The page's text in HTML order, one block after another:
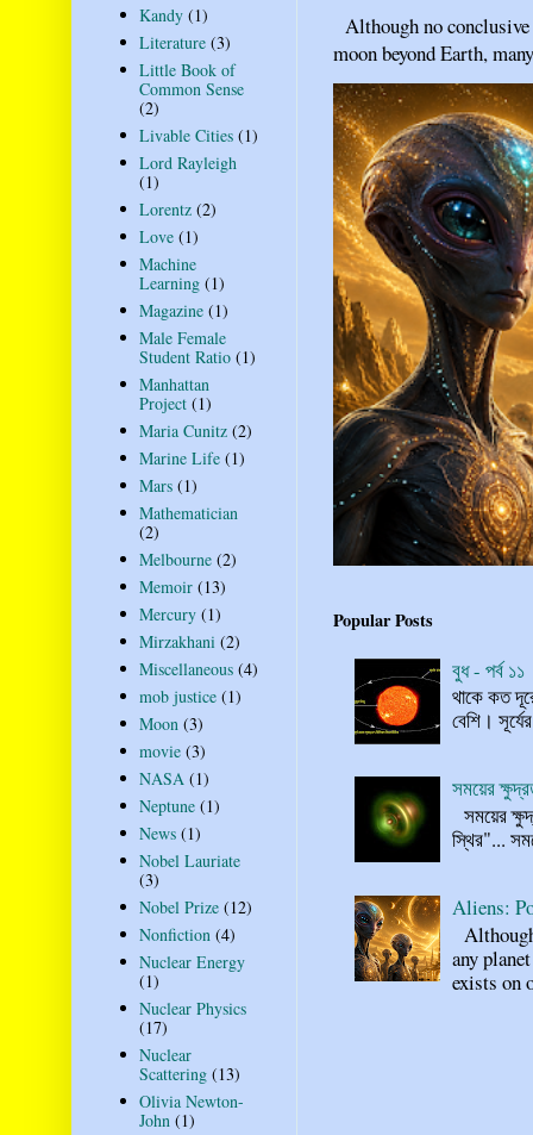
Although no
moon beyond Earth,
Popular Posts
বুধ - পর্ব ১১
থাকে কত
বেশি।
সময়ের
সময়ের
স্থির"...
Aliens:
any
exists on
Kandy (1)
Literature (3)
Little Book of
Common Sense
(2)
Livable Cities (1)
Lord Rayleigh
(1)
Lorentz (2)
Love (1)
Machine
Learning (1)
Magazine (1)
Male Female
Student Ratio (1)
Manhattan
Project (1)
Maria Cunitz (2)
Marine Life (1)
Mars (1)
Mathematician
(2)
Melbourne (2)
Memoir (13)
Mercury (1)
Mirzakhani (2)
Miscellaneous (4)
mob justice (1)
Moon (3)
movie (3)
NASA (1)
Neptune (1)
News (1)
Nobel Lauriate
(3)
Nobel Prize (12)
Nonfiction (4)
Nuclear Energy
(1)
Nuclear Physics
(17)
Nuclear
Scattering (13)
Olivia Newton-
John (1)